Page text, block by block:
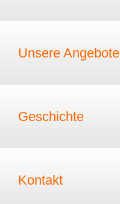
Unsere Angebote
Geschichte
Kontakt